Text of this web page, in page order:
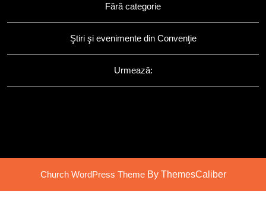
Fără categorie
Ştiri şi evenimente din Convenţie
Urmează:
Church WordPress ThemeBy ThemesCaliber